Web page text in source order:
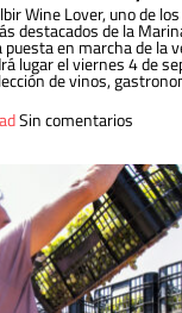
Wine Lover, uno de
destacados de la
en marcha de la
lugar el viernes 4 de
de vinos,
Sin comentarios